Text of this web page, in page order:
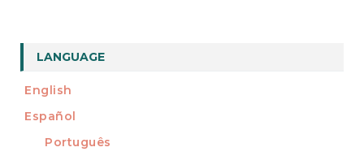
LANGUAGE
English
Español
Português